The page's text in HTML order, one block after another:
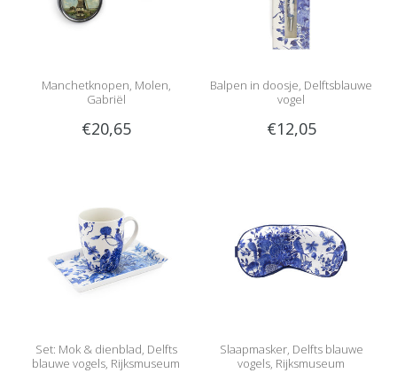
Manchetknopen, Molen,
Gabriël
€20,65
Balpen in doosje, Delftsblauwe
vogel
€12,05
Set: Mok & dienblad, Delfts
blauwe vogels, Rijksmuseum
Slaapmasker, Delfts blauwe
vogels, Rijksmuseum